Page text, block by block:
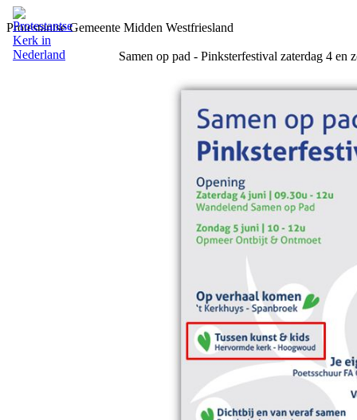
Protestantse Gemeente Midden Westfriesland
Samen op pad - Pinksterfestival zaterdag 4 en